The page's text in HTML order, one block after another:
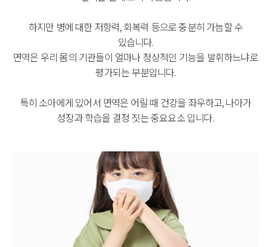
하지만 병에 대한 저항력, 회복력 등으로 충분히 가늠할 수
있습니다.
면역은 우리 몸의 기관들이 얼마나 정상적인 기능을 발휘하느냐로
평가되는 부분입니다.
특히 소아에게 있어서 면역은 어릴 때 건강을 좌우하고, 나아가
성장과 학습을 결정 짓는 중요요소 입니다.